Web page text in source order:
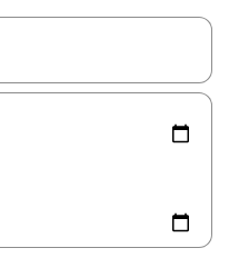
utilisez les flèches vers le